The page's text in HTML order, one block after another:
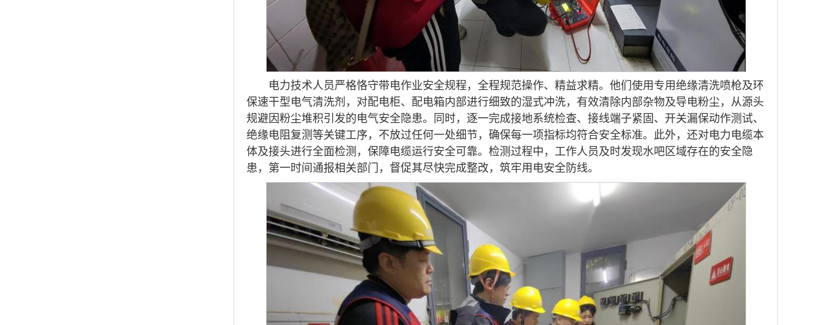
电力技术人员严格恪守带电作业安全规程，全程规范操作、精益求精。他们使用专用绝缘清洗喷枪及环
保速干型电气清洗剂，对配电柜、配电箱内部进行细致的湿式冲洗，有效清除内部杂物及导电粉尘，从源头
规避因粉尘堆积引发的电气安全隐患。同时，逐一完成接地系统检查、接线端子紧固、开关漏保动作测试、
绝缘电阻复测等关键工序，不放过任何一处细节，确保每一项指标均符合安全标准。此外，还对电力电缆本
体及接头进行全面检测，保障电缆运行安全可靠。检测过程中，工作人员及时发现水吧区域存在的安全隐
患，第一时间通报相关部门，督促其尽快完成整改，筑牢用电安全防线。